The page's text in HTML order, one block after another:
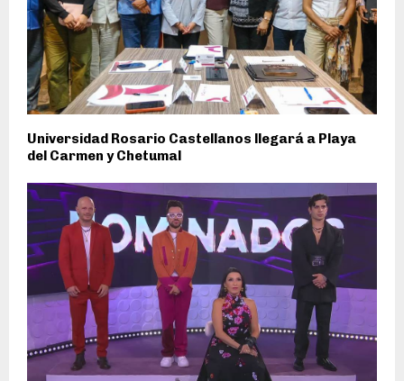
Universidad Rosario Castellanos llegará a Playa
del Carmen y Chetumal